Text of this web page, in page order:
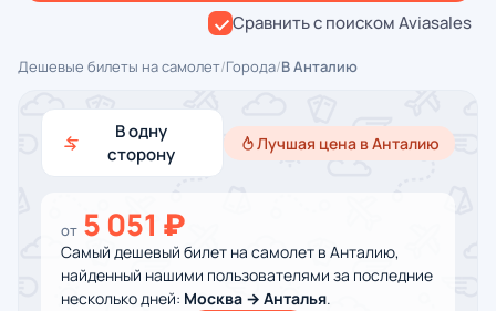
Сравнить с поиском Aviasales
Дешевые билеты на самолет/Города/В Анталию
В одну
сторону
Лучшая цена в Анталию
от 5 051 ₽
Самый дешевый билет на самолет в Анталию,
найденный нашими пользователями за последние
несколько дней: Москва → Анталья.